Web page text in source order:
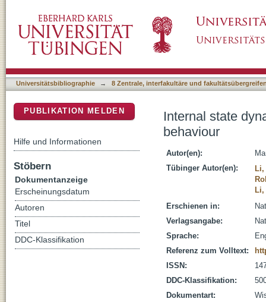
Universitätsbibliographie → 8 Zentrale, interfakultäre und
Internal state
behaviour
Autor(en):
Tübinger Autor(en):
Li,
Li,
Erschienen in:
Verlagsangabe:
Sprache:
Referenz zum Volltext:
ISSN:
DDC-Klassifikation:
Dokumentart:
PUBLIKATION MELDEN
Hilfe und Informationen
Stöbern
Dokumentanzeige
Erscheinungsdatum
Autoren
Titel
DDC-Klassifikation